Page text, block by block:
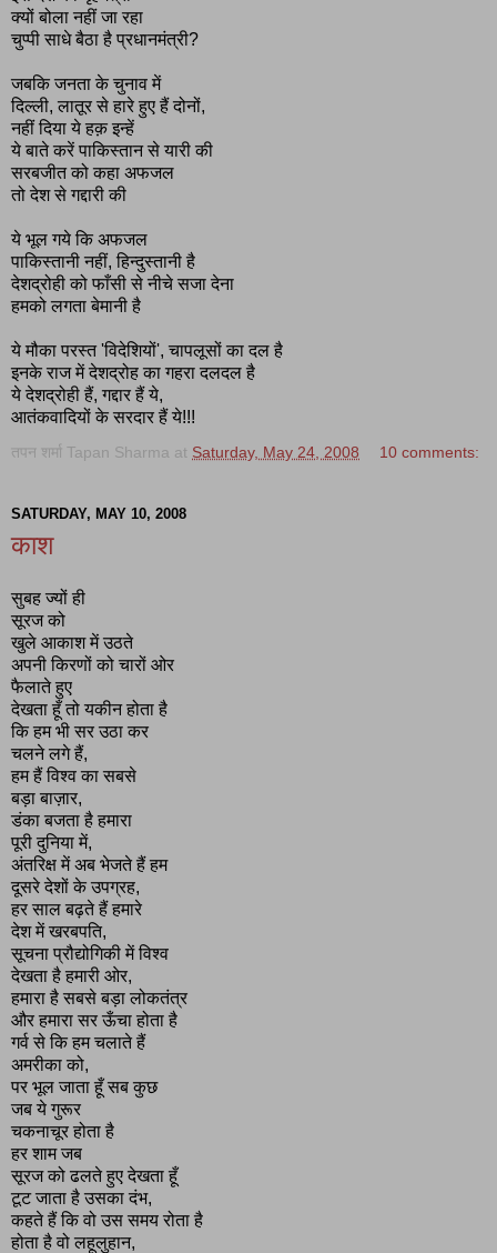
क्यों बोला नहीं जा रहा
चुप्पी साधे बैठा है प्रधानमंत्री?
जबकि जनता के चुनाव में
दिल्ली, लातूर से हारे हुए हैं दोनों,
नहीं दिया ये हक़ इन्हें
ये बाते करें पाकिस्तान से यारी की
सरबजीत को कहा अफजल
तो देश से गद्दारी की
ये भूल गये कि अफजल
पाकिस्तानी नहीं, हिन्दुस्तानी है
देशद्रोही को फाँसी से नीचे सजा देना
हमको लगता बेमानी है
ये मौका परस्त 'विदेशियों', चापलूसों का दल है
इनके राज में देशद्रोह का गहरा दलदल है
ये देशद्रोही हैं, गद्दार हैं ये,
आतंकवादियों के सरदार हैं ये!!!
तपन शर्मा Tapan Sharma at Saturday, May 24, 2008 10 comments:
SATURDAY, MAY 10, 2008
काश
सुबह ज्यों ही
सूरज को
खुले आकाश में उठते
अपनी किरणों को चारों ओर
फैलाते हुए
देखता हूँ तो यकीन होता है
कि हम भी सर उठा कर
चलने लगे हैं,
हम हैं विश्व का सबसे
बड़ा बाज़ार,
डंका बजता है हमारा
पूरी दुनिया में,
अंतरिक्ष में अब भेजते हैं हम
दूसरे देशों के उपग्रह,
हर साल बढ़ते हैं हमारे
देश में खरबपति,
सूचना प्रौद्योगिकी में विश्व
देखता है हमारी ओर,
हमारा है सबसे बड़ा लोकतंत्र
और हमारा सर ऊँचा होता है
गर्व से कि हम चलाते हैं
अमरीका को,
पर भूल जाता हूँ सब कुछ
जब ये गुरूर
चकनाचूर होता है
हर शाम जब
सूरज को ढलते हुए देखता हूँ
टूट जाता है उसका दंभ,
कहते हैं कि वो उस समय रोता है
होता है वो लहूलुहान,